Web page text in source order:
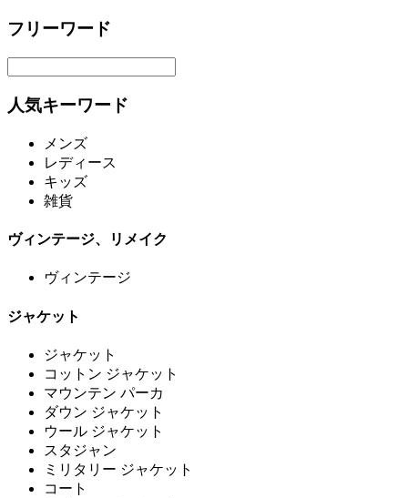
フリーワード
人気キーワード
メンズ
レディース
キッズ
雑貨
ヴィンテージ、リメイク
ヴィンテージ
ジャケット
ジャケット
コットン ジャケット
マウンテン パーカ
ダウン ジャケット
ウール ジャケット
スタジャン
ミリタリー ジャケット
コート